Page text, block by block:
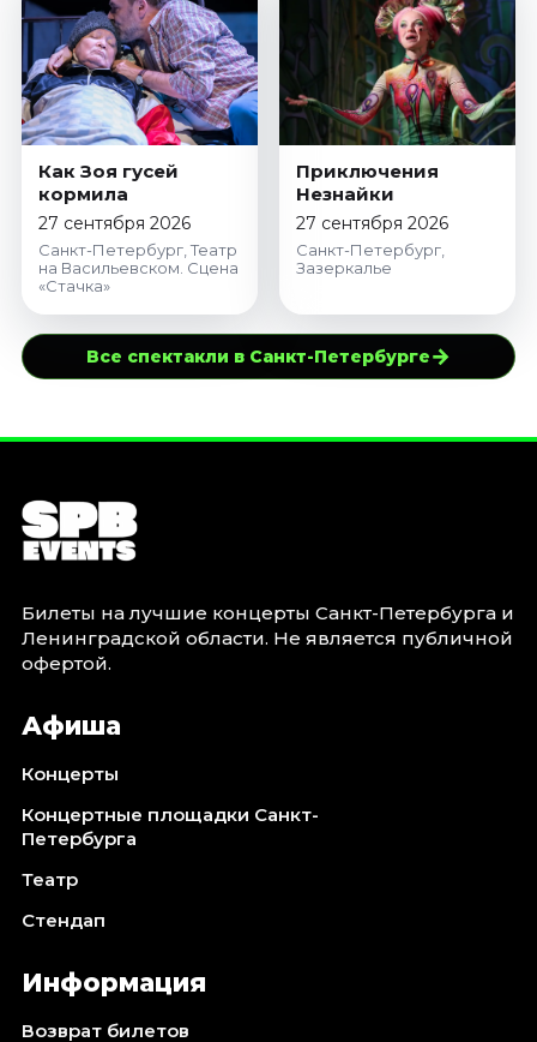
Как Зоя гусей
кормила
27 сентября 2026
Санкт-Петербург, Театр
на Васильевском. Сцена
«Стачка»
Приключения
Незнайки
27 сентября 2026
Санкт-Петербург,
Зазеркалье
Все спектакли в Санкт-Петербурге→
Билеты на лучшие концерты Санкт-Петербурга и
Ленинградской области. Не является публичной
офертой.
Афиша
Концерты
Концертные площадки Санкт-
Петербурга
Театр
Стендап
Информация
Возврат билетов